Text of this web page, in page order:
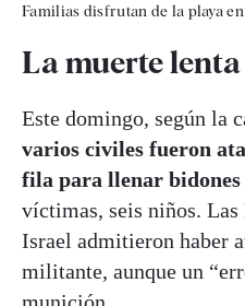
Familias disfrutan de la playa en
La muerte lenta
Este domingo, según la
varios civiles fueron
fila para llenar bidones
víctimas, seis niños. Las
Israel admitieron haber
militante, aunque un